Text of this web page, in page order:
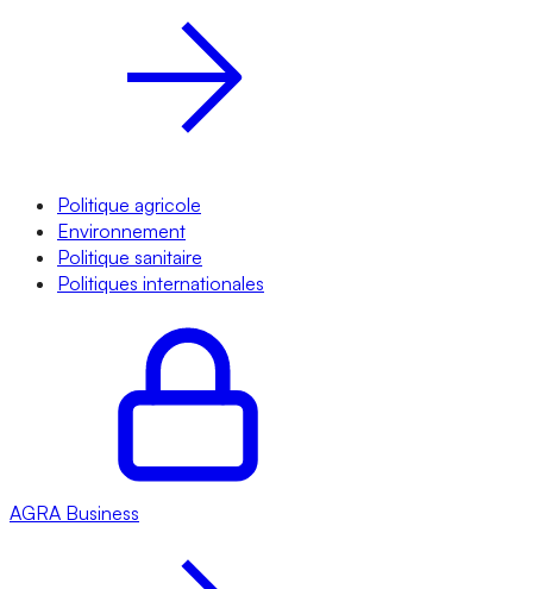
Politique agricole
Environnement
Politique sanitaire
Politiques internationales
AGRA Business